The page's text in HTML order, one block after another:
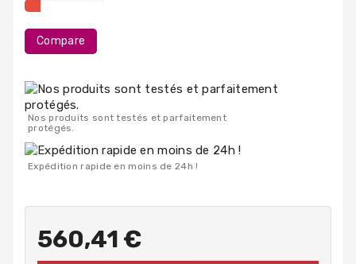
Compare
Nos produits sont testés et parfaitement
protégés.
Expédition rapide en moins de 24h !
560,41 €